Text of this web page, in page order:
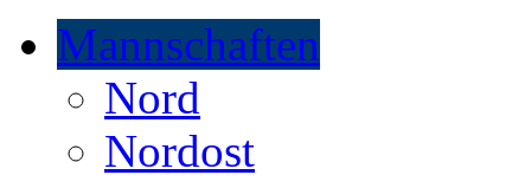
Mannschaften
Nord
Nordost